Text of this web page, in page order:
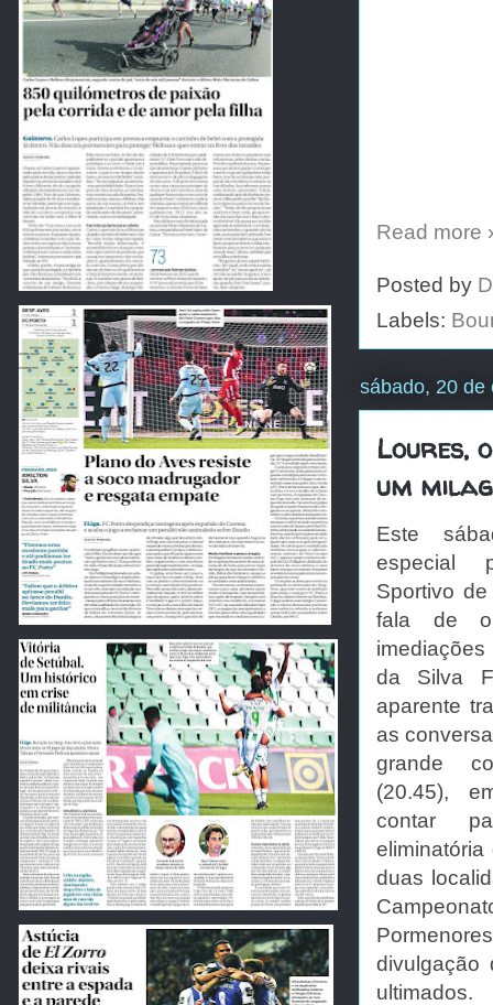
Read more
Posted by
Labels:
sábado, 20 de
Loures,
um
Este
especial
Sportivo
fala de
da Silva
aparente
as
grande
(20.45),
contar
duas
divulgação
ultimados.